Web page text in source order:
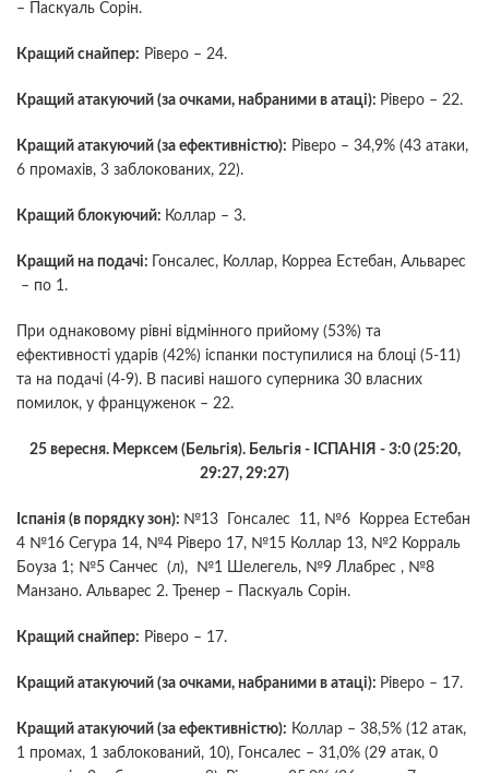
– Паскуаль Сорін.
Кращий снайпер: Ріверо – 24.
Кращий атакуючий (за очками, набраними в атаці): Ріверо – 22.
Кращий атакуючий (за ефективністю): Ріверо – 34,9% (43 атаки,
6 промахів, 3 заблокованих, 22).
Кращий блокуючий: Коллар – 3.
Кращий на подачі:
Гонсалес, Коллар, Корреа Естебан, Альварес
– по 1.
При однаковому рівні відмінного прийому (53%) та
ефективності ударів (42%) іспанки поступилися на блоці (5-11)
та на подачі (4-9). В пасиві нашого суперника 30 власних
помилок, у француженок – 22.
25 вересня. Мерксем (Бельгія). Бельгія - ІСПАНІЯ - 3:0 (25:20,
29:27, 29:27)
Іспанія (в порядку зон): №13 Гонсалес 11, №6 Корреа Естебан
4 №16 Сегура 14, №4 Ріверо 17, №15 Коллар 13, №2 Корраль
Боуза 1; №5 Санчес (л), №1 Шелегель, №9 Ллабрес , №8
Манзано. Альварес 2. Тренер – Паскуаль Сорін.
Кращий снайпер: Ріверо – 17.
Кращий атакуючий (за очками, набраними в атаці): Ріверо – 17.
Кращий атакуючий (за ефективністю): Коллар – 38,5% (12 атак,
1 промах, 1 заблокований, 10), Гонсалес – 31,0% (29 атак, 0